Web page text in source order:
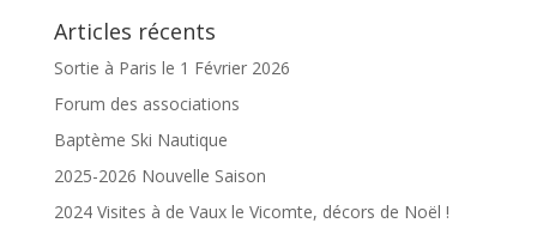
Articles récents
Sortie à Paris le 1 Février 2026
Forum des associations
Baptème Ski Nautique
2025-2026 Nouvelle Saison
2024 Visites à de Vaux le Vicomte, décors de Noël !